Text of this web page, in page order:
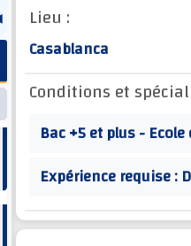
Lieu :
Casablanca
Conditions et
Bac +5 et plus -
Expérience requise :